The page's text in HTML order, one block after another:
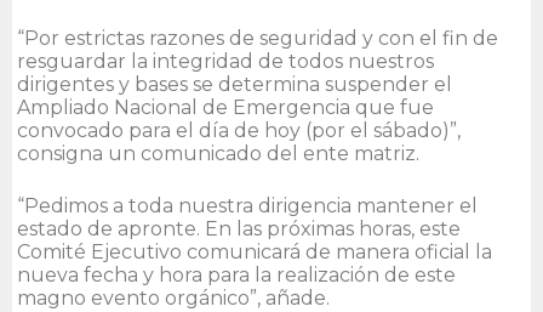
“Por estrictas razones de seguridad y con el fin de
resguardar la integridad de todos nuestros
dirigentes y bases se determina suspender el
Ampliado Nacional de Emergencia que fue
convocado para el día de hoy (por el sábado)”,
consigna un comunicado del ente matriz.
“Pedimos a toda nuestra dirigencia mantener el
estado de apronte. En las próximas horas, este
Comité Ejecutivo comunicará de manera oficial la
nueva fecha y hora para la realización de este
magno evento orgánico”, añade.